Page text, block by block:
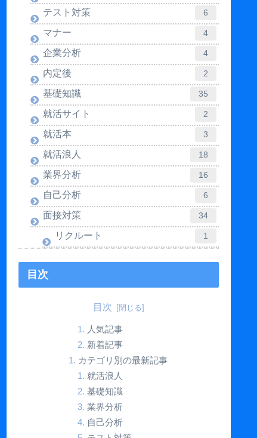
テスト対策 6
マナー 4
企業分析 4
内定後 2
基礎知識 35
就活サイト 2
就活本 3
就活浪人 18
業界分析 16
自己分析 6
面接対策 34
リクルート 1
目次
目次
人気記事
新着記事
カテゴリ別の最新記事
就活浪人
基礎知識
業界分析
自己分析